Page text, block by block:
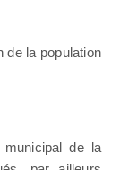
de la population
de la